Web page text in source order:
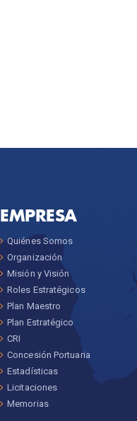
EMPRESA
Quiénes Somos
Organización
Misión y Visión
Roles Estratégicos
Plan Maestro
Plan Estratégico
CRI
Concesión Portuaria
Estadísticas
Licitaciones
Memorias